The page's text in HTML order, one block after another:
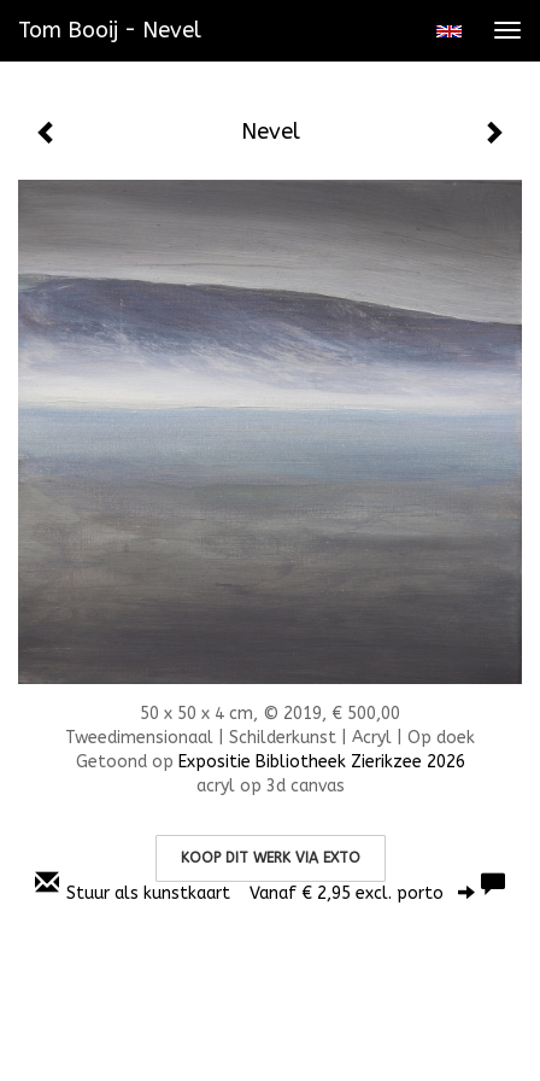
Tom Booij - Nevel
Nevel
50 x 50 x 4 cm, © 2019, € 500,00
Tweedimensionaal | Schilderkunst | Acryl | Op doek
Getoond op Expositie Bibliotheek Zierikzee 2026
acryl op 3d canvas
KOOP DIT WERK VIA EXTO
Stuur als kunstkaart Vanaf € 2,95 excl. porto